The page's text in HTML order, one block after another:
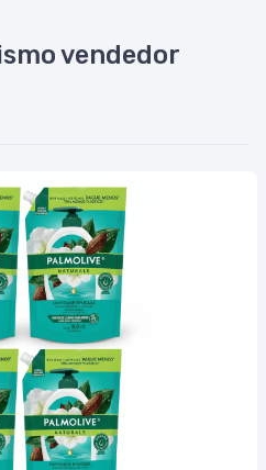
vendedor